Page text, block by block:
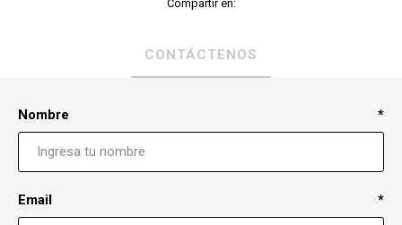
Compartir en:
CONTÁCTENOS
Nombre *
Email *